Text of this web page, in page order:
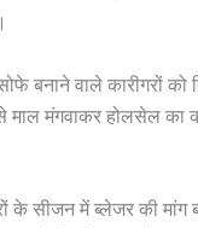
बनाने वाले कारीगरों को
माल मंगवाकर होलसेल का
के सीजन में ब्लेजर की मांग